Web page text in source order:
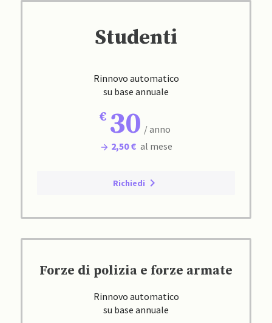
Studenti
Rinnovo automatico
su base annuale
30 / anno
2,50 € al mese
Richiedi
Forze di polizia e forze armate
Rinnovo automatico
su base annuale